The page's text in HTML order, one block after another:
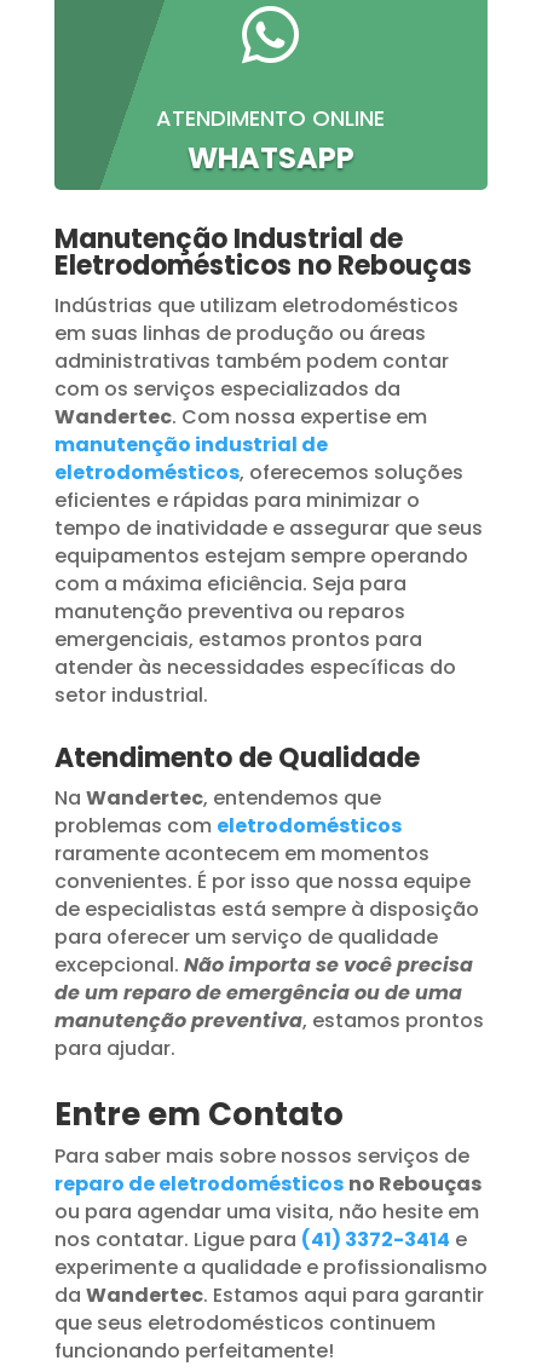

ATENDIMENTO ONLINE
WHATSAPP
Manutenção Industrial de
Eletrodomésticos no Rebouças
Indústrias que utilizam eletrodomésticos
em suas linhas de produção ou áreas
administrativas também podem contar
com os serviços especializados da
Wandertec. Com nossa expertise em
manutenção industrial de
eletrodomésticos, oferecemos soluções
eficientes e rápidas para minimizar o
tempo de inatividade e assegurar que seus
equipamentos estejam sempre operando
com a máxima eficiência. Seja para
manutenção preventiva ou reparos
emergenciais, estamos prontos para
atender às necessidades específicas do
setor industrial.
Atendimento de Qualidade
Na Wandertec, entendemos que
problemas com eletrodomésticos
raramente acontecem em momentos
convenientes. É por isso que nossa equipe
de especialistas está sempre à disposição
para oferecer um serviço de qualidade
excepcional. Não importa se você precisa
de um reparo de emergência ou de uma
manutenção preventiva, estamos prontos
para ajudar.
Entre em Contato
Para saber mais sobre nossos serviços de
reparo de eletrodomésticos no Rebouças
ou para agendar uma visita, não hesite em
nos contatar. Ligue para (41) 3372-3414 e
experimente a qualidade e profissionalismo
da Wandertec. Estamos aqui para garantir
que seus eletrodomésticos continuem
funcionando perfeitamente!